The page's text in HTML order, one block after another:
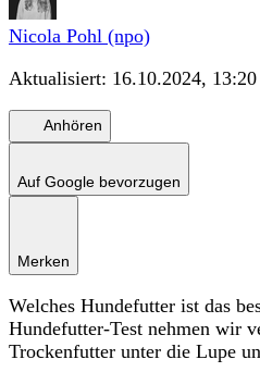
Nicola Pohl (npo)
Aktualisiert: 16.10.2024, 13:20
Anhören
Auf Google bevorzugen
Merken
Welches Hundefutter ist das
Hundefutter-Test nehmen wir
Trockenfutter unter die Lupe